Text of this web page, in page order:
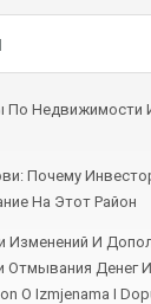
По
Почему
На Этот Район
Изменений И
Отмывания Денег
O Izmjenama I